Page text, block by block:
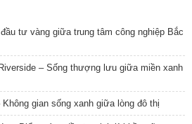
tư vàng giữa trung tâm công nghiệp Bắc
– Sống thượng lưu giữa miền xanh
gian sống xanh giữa lòng đô thị